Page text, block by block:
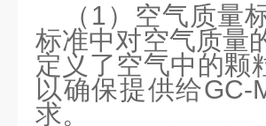
（ 1） 空气质量
标准中对空气质量
定义了空气中的颗
以确保提供给GC-
求。